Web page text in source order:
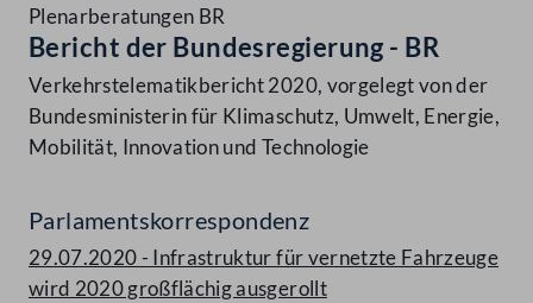
Plenarberatungen BR
Bericht der Bundesregierung - BR
Verkehrstelematikbericht 2020, vorgelegt von der
Bundesministerin für Klimaschutz, Umwelt, Energie,
Mobilität, Innovation und Technologie
Parlamentskorrespondenz
29.07.2020 - Infrastruktur für vernetzte Fahrzeuge
wird 2020 großflächig ausgerollt